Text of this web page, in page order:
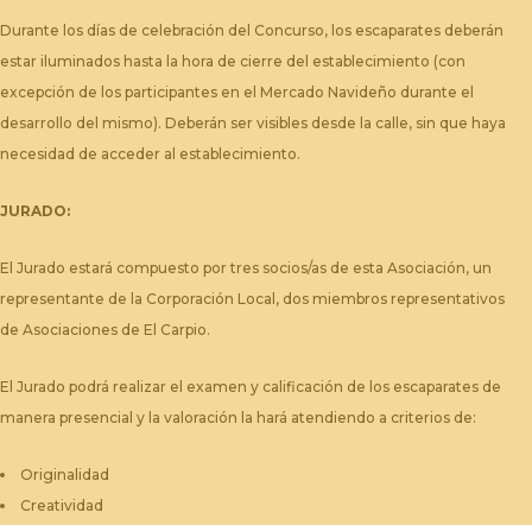
Durante los días de celebración del Concurso, los escaparates deberán
estar iluminados hasta la hora de cierre del establecimiento (con
excepción de los participantes en el Mercado Navideño durante el
desarrollo del mismo). Deberán ser visibles desde la calle, sin que haya
necesidad de acceder al establecimiento.
JURADO:
El Jurado estará compuesto por tres socios/as de esta Asociación, un
representante de la Corporación Local, dos miembros representativos
de Asociaciones de El Carpio.
El Jurado podrá realizar el examen y calificación de los escaparates de
manera presencial y la valoración la hará atendiendo a criterios de:
Originalidad
Creatividad